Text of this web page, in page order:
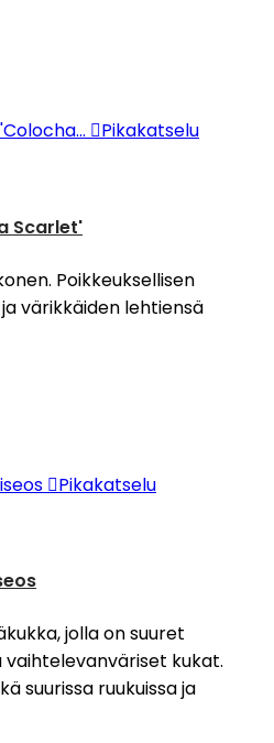
Pikakatselu
Scarlet'
Poikkeuksellisen
värikkäiden lehtiensä
Pikakatselu
jolla on suuret
kukat.
suurissa ruukuissa ja